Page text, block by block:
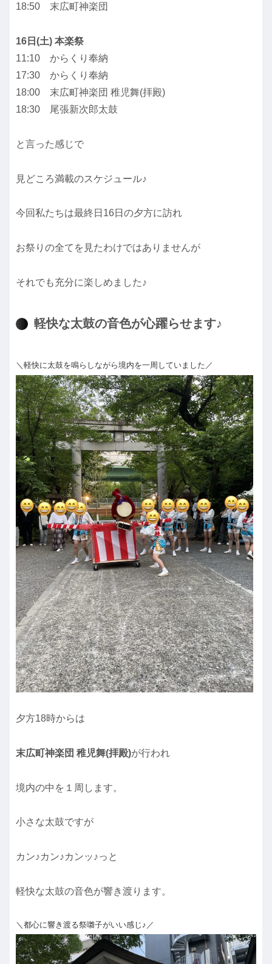
18:50 末広町神楽団
16日(土) 本楽祭
11:10 からくり奉納
17:30 からくり奉納
18:00 末広町神楽団 稚児舞(拝殿)
18:30 尾張新次郎太鼓
と言った感じで
見どころ満載のスケジュール♪
今回私たちは最終日16日の夕方に訪れ
お祭りの全てを見たわけではありませんが
それでも充分に楽しめました♪
軽快な太鼓の音色が心躍らせます♪
＼軽快に太鼓を鳴らしながら境内を一周していました／
夕方18時からは
末広町神楽団 稚児舞(拝殿)が行われ
境内の中を１周します。
小さな太鼓ですが
カン♪カン♪カンッ♪っと
軽快な太鼓の音色が響き渡ります。
＼都心に響き渡る祭囃子がいい感じ♪／